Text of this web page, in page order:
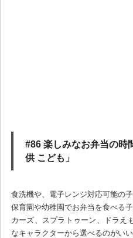
#86 楽しみなお弁当の時
供 こども」
食洗機や、電子レンジ対応可能の子
保育園や幼稚園でお弁当を食べる
カーズ、スプラトゥーン、ドラえ
なキャラクターから選べるのがいい